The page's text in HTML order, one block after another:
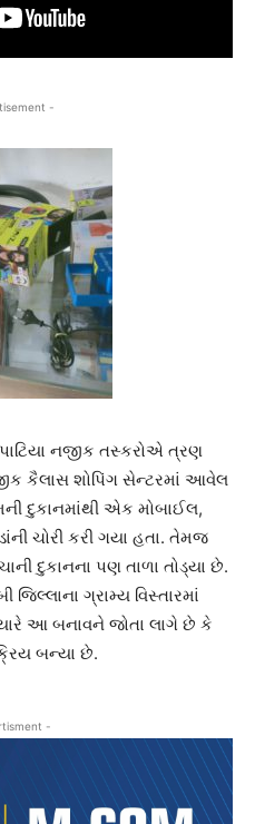
-
પાટિયા નજીક તસ્કરોએ ત્રણ
કૈલાસ શોપિંગ સેન્ટરમાં આવેલ
દુકાનમાંથી એક મોબાઈલ,
ચોરી કરી ગયા હતા. તેમજ
દુકાનના પણ તાળા તોડ્યા છે.
ગ્રામ્ય વિસ્તારમાં
આ બનાવને જોતા લાગે છે કે
બન્યા છે.
-